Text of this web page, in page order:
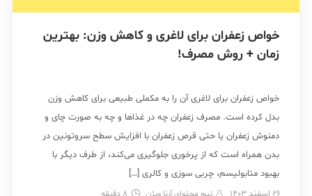
خواص زعفران برای لاغری و کاهش وزن: بهترین
زمان + روش مصرف!
خواص زعفران برای لاغری آن را به مکملی طبیعی برای کاهش وزن
بدل کرده است. مصرف زعفران چه در غذاها و چه به صورت چای و
دمنوش زعفران یا حتی قرص زعفران با افزایش سطح سروتونین در
بدن همراه است که از پرخوری جلوگیری می‌کند، از طرف دیگر با
بهبود متابولیسم، چربی سوزی و کالری […]